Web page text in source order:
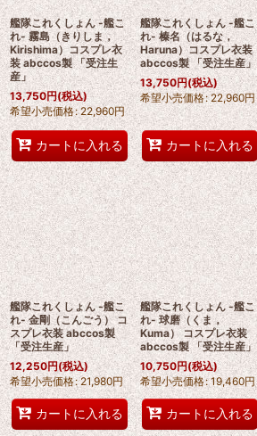
艦隊これくしょん -艦こ
れ- 霧島（きりしま，
Kirishima）コスプレ衣
装 abccos製 「受注生
産」
13,750円(税込)
希望小売価格: 22,960円
カートに入れる
艦隊これくしょん -艦こ
れ- 榛名（はるな，
Haruna）コスプレ衣装
abccos製 「受注生産」
13,750円(税込)
希望小売価格: 22,960円
カートに入れる
艦隊これくしょん -艦こ
れ- 金剛（こんごう） コ
スプレ衣装 abccos製
「受注生産」
12,250円(税込)
希望小売価格: 21,980円
カートに入れる
艦隊これくしょん -艦こ
れ- 球磨（くま，
Kuma） コスプレ衣装
abccos製 「受注生産」
10,750円(税込)
希望小売価格: 19,460円
カートに入れる